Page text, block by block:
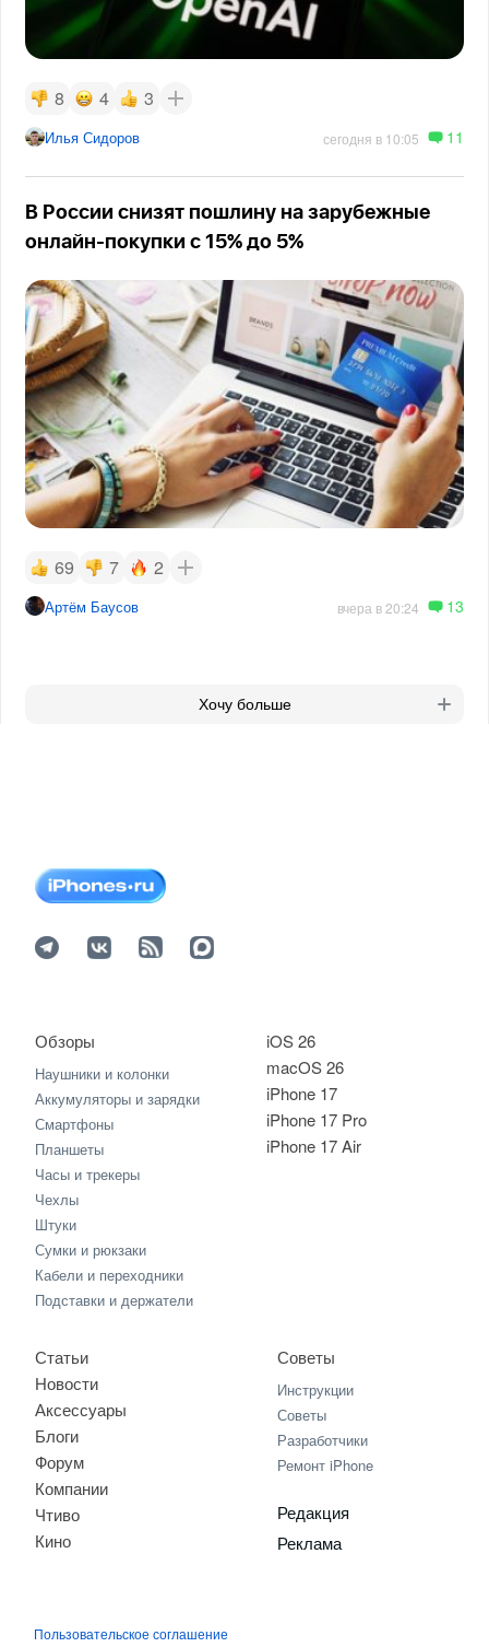
8 4 3
Илья Сидоров сегодня в 10:05 11
В России снизят пошлину на зарубежные
онлайн-покупки с 15% до 5%
69 7 2
Артём Баусов вчера в 20:24 13
Хочу больше
iOS 26
macOS 26
iPhone 17
iPhone 17 Pro
iPhone 17 Air
Обзоры
Наушники и колонки
Аккумуляторы и зарядки
Смартфоны
Планшеты
Часы и трекеры
Чехлы
Штуки
Сумки и рюкзаки
Кабели и переходники
Подставки и держатели
Статьи
Новости
Аксессуары
Блоги
Форум
Компании
Чтиво
Кино
Советы
Инструкции
Советы
Разработчики
Ремонт iPhone
Редакция
Реклама
Пользовательское соглашение